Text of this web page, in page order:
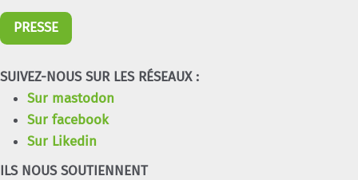
PRESSE
SUIVEZ-NOUS SUR LES RÉSEAUX :
Sur mastodon
Sur facebook
Sur Likedin
ILS NOUS SOUTIENNENT